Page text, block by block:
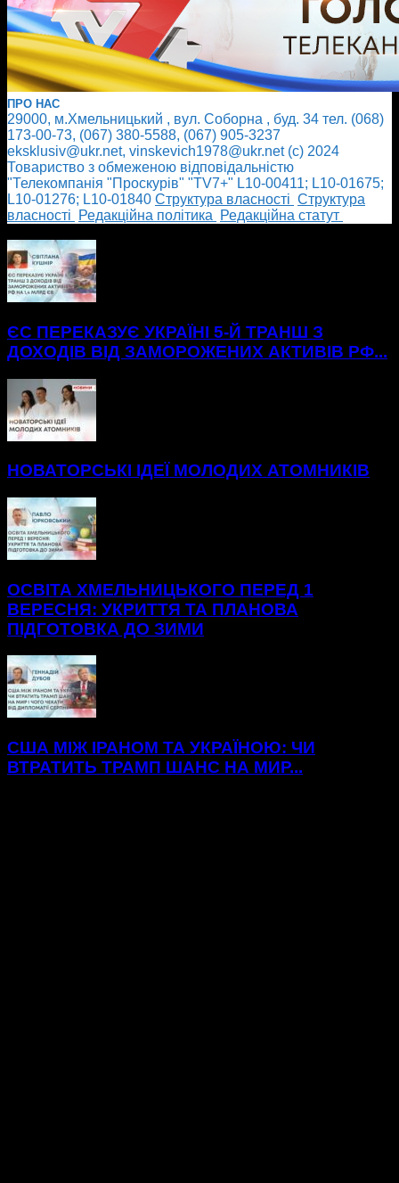
ПРО НАС
29000, м.Хмельницький , вул. Соборна , буд. 34 тел. (068)
173-00-73, (067) 380-5588, (067) 905-3237
eksklusiv@ukr.net, vinskevich1978@ukr.net (с) 2024
Товариство з обмеженою відповідальністю
"Телекомпанія "Проскурів" "TV7+" L10-00411; L10-01675;
L10-01276; L10-01840 Cтруктура власності Cтруктура
власності
Редакційна політика
Редакційна статут
ЄС ПЕРЕКАЗУЄ УКРАЇНІ 5-Й ТРАНШ З
ДОХОДІВ ВІД ЗАМОРОЖЕНИХ АКТИВІВ РФ...
НОВАТОРСЬКІ ІДЕЇ МОЛОДИХ АТОМНИКІВ
ОСВІТА ХМЕЛЬНИЦЬКОГО ПЕРЕД 1
ВЕРЕСНЯ: УКРИТТЯ ТА ПЛАНОВА
ПІДГОТОВКА ДО ЗИМИ
США МІЖ ІРАНОМ ТА УКРАЇНОЮ: ЧИ
ВТРАТИТЬ ТРАМП ШАНС НА МИР...